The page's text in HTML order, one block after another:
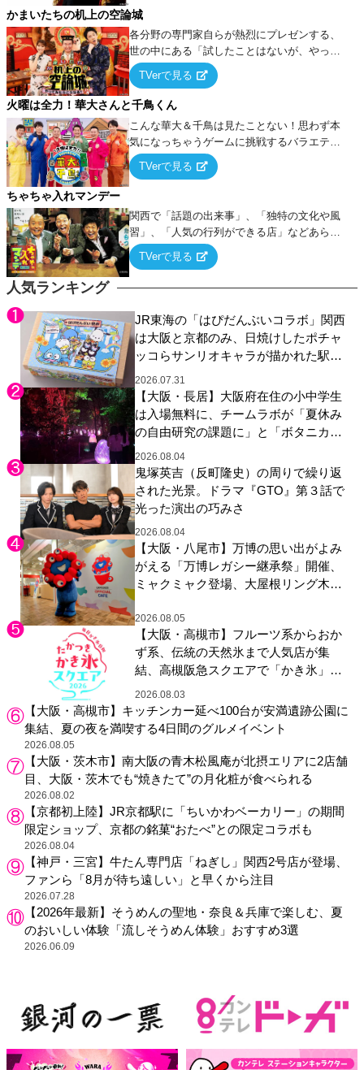
人気ランキング
JR東海の「はぴだんぶいコラボ」関西
は大阪と京都のみ、日焼けしたポチャ
ッコらサンリオキャラが描かれた駅弁
やグッズが登場
2026.07.31
【大阪・長居】大阪府在住の小中学生
は入場無料に、チームラボが「夏休み
の自由研究の課題に」と「ボタニカル
ガーデン 大阪」へ招待
2026.08.04
鬼塚英吉（反町隆史）の周りで繰り返
された光景。ドラマ『GTO』第３話で
光った演出の巧みさ
2026.08.04
【大阪・八尾市】万博の思い出がよみ
がえる「万博レガシー継承祭」開催、
ミャクミャク登場、大屋根リング木材
展示も
2026.08.05
【大阪・高槻市】フルーツ系からおか
ず系、伝統の天然氷まで人気店が集
結、高槻阪急スクエアで「かき氷」祭
り
2026.08.03
【大阪・高槻市】キッチンカー延べ100台が安満遺跡公園に
集結、夏の夜を満喫する4日間のグルメイベント
2026.08.05
【大阪・茨木市】南大阪の青木松風庵が北摂エリアに2店舗
目、大阪・茨木でも“焼きたて”の月化粧が食べられる
2026.08.02
【京都初上陸】JR京都駅に「ちいかわベーカリー」の期間
限定ショップ、京都の銘菓“おたべ”との限定コラボも
2026.08.04
【神戸・三宮】牛たん専門店「ねぎし」関西2号店が登場、
ファンら「8月が待ち遠しい」と早くから注目
2026.07.28
【2026年最新】そうめんの聖地・奈良＆兵庫で楽しむ、夏
のおいしい体験「流しそうめん体験」おすすめ3選
2026.06.09
タを競い合う！
かまいたちの机上の空論城
各分野の専門家自らが熱烈にプレゼンする、
世の中にある「試したことはないが、やって
みたらこうなる！…ハズ」という“机上の空
論”に若手芸人らがカラダを張って挑む！
TVerで見る
火曜は全力！華大さんと千鳥くん
こんな華大＆千鳥は見たことない！思わず本
気になっちゃうゲームに挑戦するバラエティ
ー！
TVerで見る
ちゃちゃ入れマンデー
関西で「話題の出来事」、「独特の文化や風
習」、「人気の行列ができる店」などあらゆ
るテーマについて好き放題にちゃちゃを入れ
ていく関西色を前面に押し出したトークバラ
TVerで見る